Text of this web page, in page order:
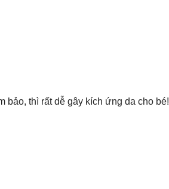
bảo, thì rất dễ gây kích ứng da cho bé!